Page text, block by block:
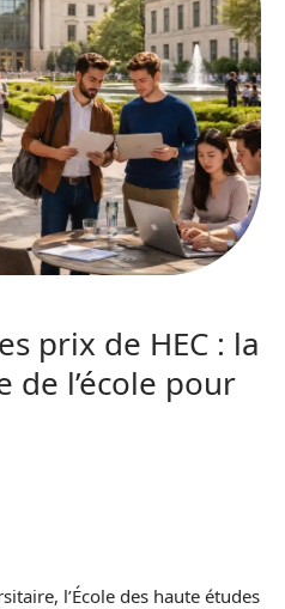
prix de HEC : la
de l’école pour
l’École des haute études